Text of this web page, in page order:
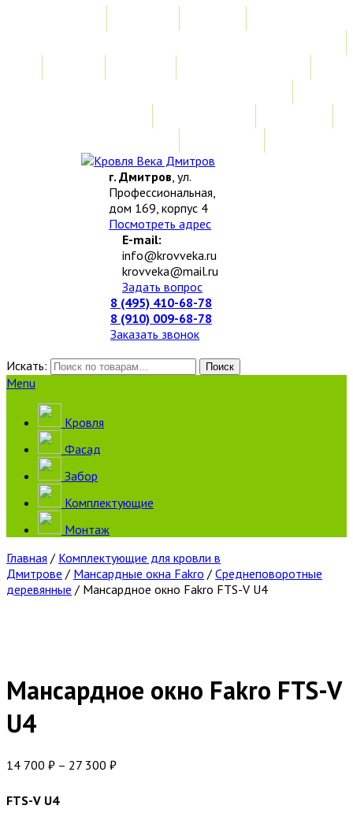
г. Дмитров, ул.
Профессиональная,
дом 169, корпус 4
Посмотреть адрес
E-mail:
info@krovveka.ru
krovveka@mail.ru
Задать вопрос
8 (495) 410-68-78
8 (910) 009-68-78
Заказать звонок
Искать:
Поиск
Menu
Кровля
Фасад
Забор
Комплектующие
Монтаж
Главная / Комплектующие для кровли в
Дмитрове / Мансардные окна Fakro / Среднеповоротные
деревянные / Мансардное окно Fakro FTS-V U4
Мансардное окно Fakro FTS-V
U4
14 700 ₽ – 27 300 ₽
FTS-V U4